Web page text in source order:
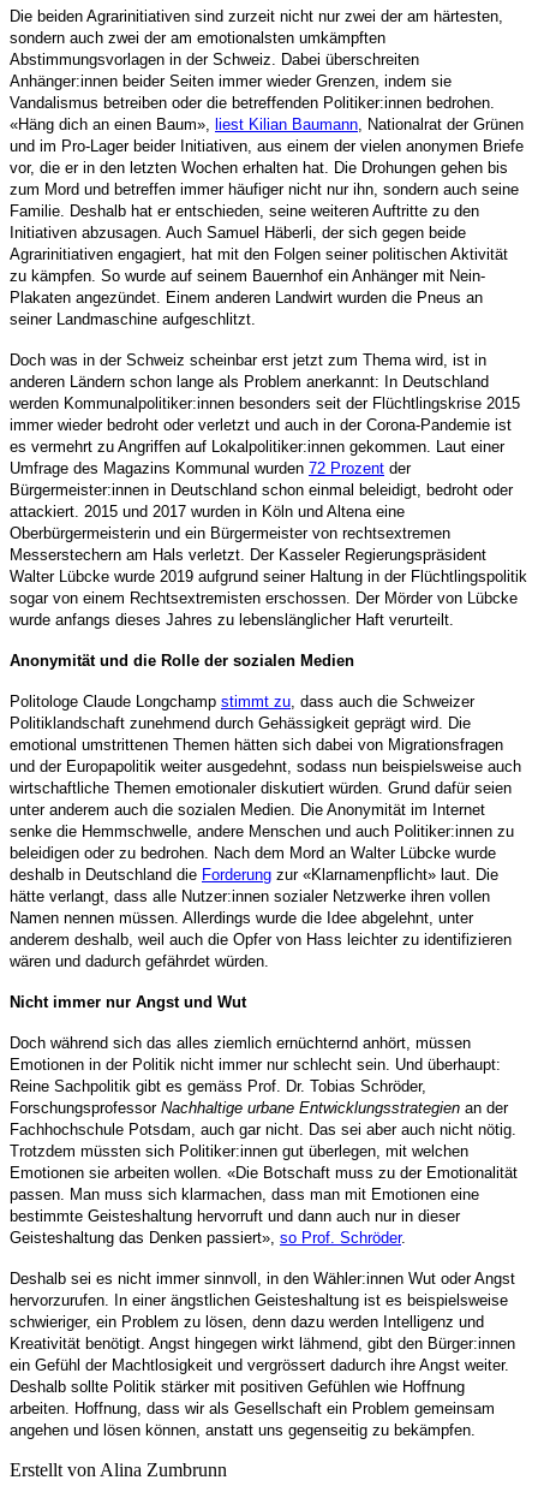
Die beiden Agrarinitiativen sind zurzeit nicht nur zwei der am härtesten,
sondern auch zwei der am emotionalsten umkämpften
Abstimmungsvorlagen in der Schweiz. Dabei überschreiten
Anhänger:innen beider Seiten immer wieder Grenzen, indem sie
Vandalismus betreiben oder die betreffenden Politiker:innen bedrohen.
«Häng dich an einen Baum»,
liest Kilian Baumann , Nationalrat der Grünen
und im Pro-Lager beider Initiativen, aus einem der vielen anonymen Briefe
vor, die er in den letzten Wochen erhalten hat. Die Drohungen gehen bis
zum Mord und betreffen immer häufiger nicht nur ihn, sondern auch seine
Familie. Deshalb hat er entschieden, seine weiteren Auftritte zu den
Initiativen abzusagen. Auch Samuel Häberli, der sich gegen beide
Agrarinitiativen engagiert, hat mit den Folgen seiner politischen Aktivität
zu kämpfen. So wurde auf seinem Bauernhof ein Anhänger mit Nein-
Plakaten angezündet. Einem anderen Landwirt wurden die Pneus an
seiner Landmaschine aufgeschlitzt.
Doch was in der Schweiz scheinbar erst jetzt zum Thema wird, ist in
anderen Ländern schon lange als Problem anerkannt: In Deutschland
werden Kommunalpolitiker:innen besonders seit der Flüchtlingskrise 2015
immer wieder bedroht oder verletzt und auch in der Corona-Pandemie ist
es vermehrt zu Angriffen auf Lokalpolitiker:innen gekommen. Laut einer
Umfrage des Magazins Kommunal wurden 72 Prozent der
Bürgermeister:innen in Deutschland schon einmal beleidigt, bedroht oder
attackiert. 2015 und 2017 wurden in Köln und Altena eine
Oberbürgermeisterin und ein Bürgermeister von rechtsextremen
Messerstechern am Hals verletzt. Der Kasseler Regierungspräsident
Walter Lübcke wurde 2019 aufgrund seiner Haltung in der Flüchtlingspolitik
sogar von einem Rechtsextremisten erschossen. Der Mörder von Lübcke
wurde anfangs dieses Jahres zu lebenslänglicher Haft verurteilt.
Anonymität und die Rolle der sozialen Medien
Politologe Claude Longchamp stimmt zu , dass auch die Schweizer
Politiklandschaft zunehmend durch Gehässigkeit geprägt wird. Die
emotional umstrittenen Themen hätten sich dabei von Migrationsfragen
und der Europapolitik weiter ausgedehnt, sodass nun beispielsweise auch
wirtschaftliche Themen emotionaler diskutiert würden. Grund dafür seien
unter anderem auch die sozialen Medien. Die Anonymität im Internet
senke die Hemmschwelle, andere Menschen und auch Politiker:innen zu
beleidigen oder zu bedrohen. Nach dem Mord an Walter Lübcke wurde
deshalb in Deutschland die Forderung zur «Klarnamenpflicht» laut. Die
hätte verlangt, dass alle Nutzer:innen sozialer Netzwerke ihren vollen
Namen nennen müssen. Allerdings wurde die Idee abgelehnt, unter
anderem deshalb, weil auch die Opfer von Hass leichter zu identifizieren
wären und dadurch gefährdet würden.
Nicht immer nur Angst und Wut
Doch während sich das alles ziemlich ernüchternd anhört, müssen
Emotionen in der Politik nicht immer nur schlecht sein. Und überhaupt:
Reine Sachpolitik gibt es gemäss Prof. Dr. Tobias Schröder,
Forschungsprofessor Nachhaltige urbane Entwicklungsstrategien an der
Fachhochschule Potsdam, auch gar nicht. Das sei aber auch nicht nötig.
Trotzdem müssten sich Politiker:innen gut überlegen, mit welchen
Emotionen sie arbeiten wollen. «Die Botschaft muss zu der Emotionalität
passen. Man muss sich klarmachen, dass man mit Emotionen eine
bestimmte Geisteshaltung hervorruft und dann auch nur in dieser
Geisteshaltung das Denken passiert», so Prof. Schröder.
Deshalb sei es nicht immer sinnvoll, in den Wähler:innen Wut oder Angst
hervorzurufen. In einer ängstlichen Geisteshaltung ist es beispielsweise
schwieriger, ein Problem zu lösen, denn dazu werden Intelligenz und
Kreativität benötigt. Angst hingegen wirkt lähmend, gibt den Bürger:innen
ein Gefühl der Machtlosigkeit und vergrössert dadurch ihre Angst weiter.
Deshalb sollte Politik stärker mit positiven Gefühlen wie Hoffnung
arbeiten. Hoffnung, dass wir als Gesellschaft ein Problem gemeinsam
angehen und lösen können, anstatt uns gegenseitig zu bekämpfen.
Erstellt von Alina Zumbrunn